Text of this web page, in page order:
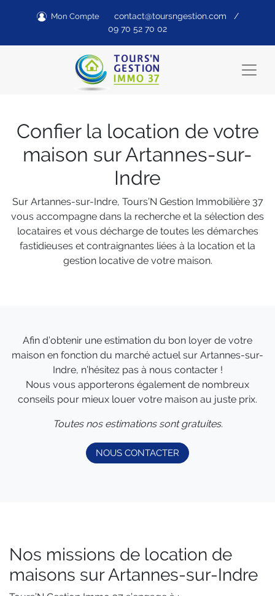
Mon Compte contact@toursngestion.com /
09 70 52 70 02
Confier la location de votre
maison sur Artannes-sur-
Indre
Sur Artannes-sur-Indre, Tours’N Gestion Immobilière 37
vous accompagne dans la recherche et la sélection des
locataires et vous décharge de toutes les démarches
fastidieuses et contraignantes liées à la location et la
gestion locative de votre maison.
Afin d’obtenir une estimation du bon loyer de votre
maison en fonction du marché actuel sur Artannes-sur-
Indre, n’hésitez pas à nous contacter !
Nous vous apporterons également de nombreux
conseils pour mieux louer votre maison au juste prix.
Toutes nos estimations sont gratuites.
NOUS CONTACTER
Nos missions de location de
maisons sur Artannes-sur-Indre